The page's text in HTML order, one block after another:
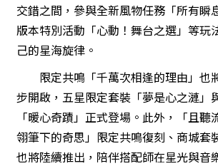
交錯之間，參與全新風物任務「所有瞬
版本特別活動「心動！舞台之選」等玩
己的星海旋律。
限定共鳴「千萬次相逢的理由」也
步開啟，五星限定套裝「夢是心之漣」
「暖心奇蹟」正式登場。此外，「且聽
翎筆下的奇思」限定共鳴復刻、商城套
也將陸續推出，陪伴搭配師在星光與音